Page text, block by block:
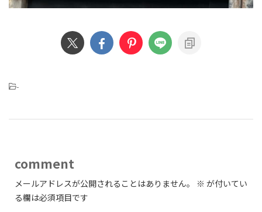
-
comment
メールアドレスが公開されることはありません。 ※ が付いてい
る欄は必須項目です